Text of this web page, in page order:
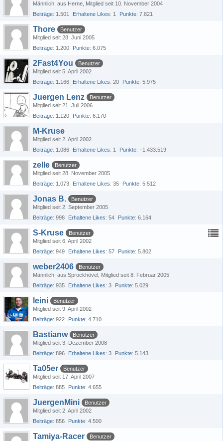
Männlich aus Herne Mitglied seit 10. November 2004
Beiträge 1.501 Erhaltene Likes 1 Punkte 7.821
Thore
Benutzer
Mitglied seit 28. Juni 2005
Beiträge 1.200 Punkte 6.075
2Fast4You
Benutzer
Mitglied seit 5. April 2002
Beiträge 1.166 Erhaltene Likes 20 Punkte 5.975
Juergen Lenz
Benutzer
Mitglied seit 21. Juli 2006
Beiträge 1.120 Punkte 6.170
M-Kruse
Mitglied seit 2. April 2002
Beiträge 1.086 Erhaltene Likes 1 Punkte −1.433.519
zelle
Benutzer
Mitglied seit 28. November 2005
Beiträge 1.073 Erhaltene Likes 35 Punkte 5.512
Jonas B.
Benutzer
Mitglied seit 2. September 2005
Beiträge 998 Erhaltene Likes 54 Punkte 6.164
S-Kruse
Benutzer
Mitglied seit 6. April 2002
Beiträge 949 Erhaltene Likes 57 Punkte 5.802
weber2406
Benutzer
Männlich aus Sprockhövel Mitglied seit 8. Februar 2005
Beiträge 935 Erhaltene Likes 3 Punkte 5.029
leini
Benutzer
Mitglied seit 9. April 2002
Beiträge 922 Punkte 4.710
Bastianw
Benutzer
Mitglied seit 3. Dezember 2008
Beiträge 896 Erhaltene Likes 3 Punkte 5.143
Ta05er
Benutzer
Mitglied seit 17. April 2007
Beiträge 885 Punkte 4.655
JuergenMini
Benutzer
Mitglied seit 2. April 2002
Beiträge 856 Punkte 4.500
Tamiya-Racer
Benutzer